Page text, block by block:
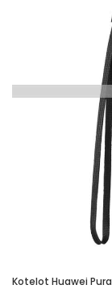
Kotelot Huawei